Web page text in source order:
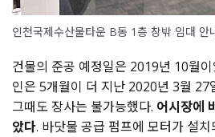
인천국제수산물타운 B동 1층 창밖 임대
건물의 준공 예정일은 2019년 10월
인은 5개월이 더 지난 2020년 3월 27
그때도 장사는 불가능했다. 어시장에
았다. 바닷물 공급 펌프에 모터가 설